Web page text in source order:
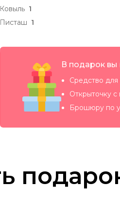
Ковыль 1
Писташ 1
В подарок вы
Средство
Открыточку
Брошюру по